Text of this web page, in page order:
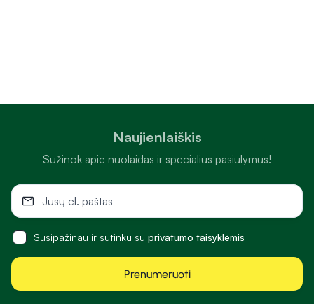
Naujienlaiškis
Sužinok apie nuolaidas ir specialius pasiūlymus!
Susipažinau ir sutinku su privatumo taisyklėmis
Prenumeruoti